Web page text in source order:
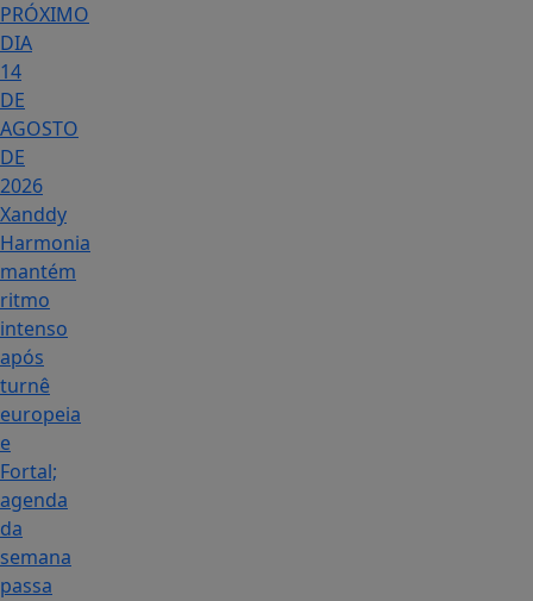
PRÓXIMO
DIA
14
DE
AGOSTO
DE
2026
Xanddy
Harmonia
mantém
ritmo
intenso
após
turnê
europeia
e
Fortal;
agenda
da
semana
passa